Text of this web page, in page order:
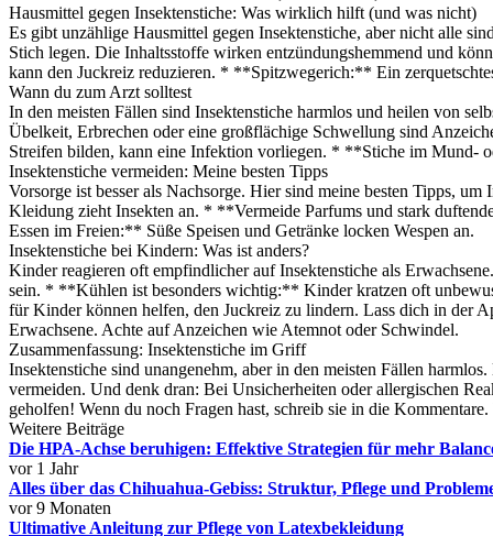
Hausmittel gegen Insektenstiche: Was wirklich hilft (und was nicht)
Es gibt unzählige Hausmittel gegen Insektenstiche, aber nicht alle
Stich legen. Die Inhaltsstoffe wirken entzündungshemmend und
kann den Juckreiz reduzieren. * **Spitzwegerich:** Ein
Wann du zum Arzt solltest
In den meisten Fällen sind Insektenstiche harmlos und heilen von
Übelkeit, Erbrechen oder eine großflächige Schwellung sind
Streifen bilden, kann eine Infektion vorliegen. * **Stiche im Mund-
Insektenstiche vermeiden: Meine besten Tipps
Vorsorge ist besser als Nachsorge. Hier sind meine besten Tipps,
Kleidung zieht Insekten an. * **Vermeide Parfums und stark
Essen im Freien:** Süße Speisen und Getränke locken Wespen an.
Insektenstiche bei Kindern: Was ist anders?
Kinder reagieren oft empfindlicher auf Insektenstiche als
sein. * **Kühlen ist besonders wichtig:** Kinder kratzen oft
für Kinder können helfen, den Juckreiz zu lindern. Lass dich in der
Erwachsene. Achte auf Anzeichen wie Atemnot oder Schwindel.
Zusammenfassung: Insektenstiche im Griff
Insektenstiche sind unangenehm, aber in den meisten Fällen
vermeiden. Und denk dran: Bei Unsicherheiten oder allergischen
geholfen! Wenn du noch Fragen hast, schreib sie in die
Weitere Beiträge
Die HPA-Achse beruhigen: Effektive Strategien für mehr
vor 1 Jahr
Alles über das Chihuahua-Gebiss: Struktur, Pflege und
vor 9 Monaten
Ultimative Anleitung zur Pflege von Latexbekleidung